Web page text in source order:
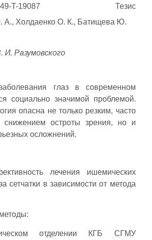
T-19087
Тезис
А., Холдаенко О. К., Батищева Ю.
Разумовского
глаз в современном
социально значимой проблемой.
опасна не только резким, часто
снижением остроты зрения, но и
осложнений.
лечения ишемических
сетчатки в зависимости от метода
отделении КГБ СГМУ